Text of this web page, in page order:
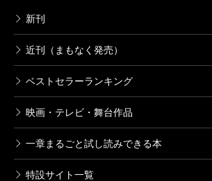
新刊
近刊（まもなく発売）
ベストセラーランキング
映画・テレビ・舞台作品
一章まるごと試し読みできる本
特設サイト一覧